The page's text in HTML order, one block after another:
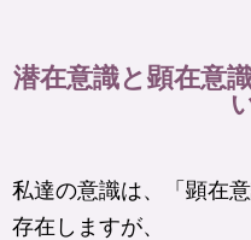
潜在意識と顕在意
私達の意識は、「顕在
存在しますが、